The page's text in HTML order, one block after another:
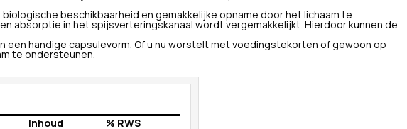
beschikbaarheid en gemakkelijke opname door het lichaam te
absorptie in het spijsverteringskanaal wordt vergemakkelijkt. Hierdoor kunnen de
een handige capsulevorm. Of u nu worstelt met voedingstekorten of gewoon op
te ondersteunen.
Inhoud % RWS